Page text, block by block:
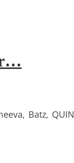
Batz,